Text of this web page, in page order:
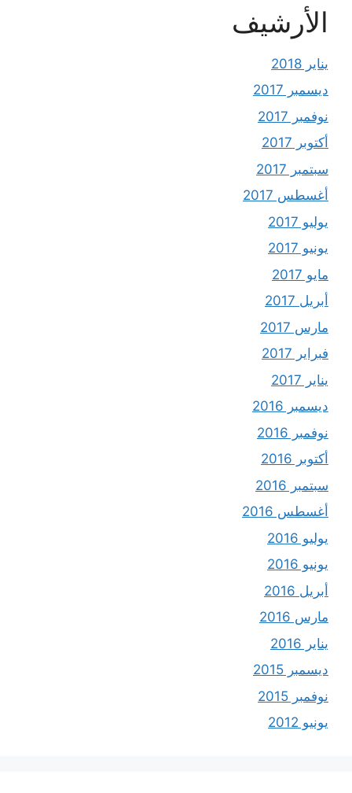
الأرشيف
يناير 2018
ديسمبر 2017
نوفمبر 2017
أكتوبر 2017
سبتمبر 2017
أغسطس 2017
يوليو 2017
يونيو 2017
مايو 2017
أبريل 2017
مارس 2017
فبراير 2017
يناير 2017
ديسمبر 2016
نوفمبر 2016
أكتوبر 2016
سبتمبر 2016
أغسطس 2016
يوليو 2016
يونيو 2016
أبريل 2016
مارس 2016
يناير 2016
ديسمبر 2015
نوفمبر 2015
يونيو 2012